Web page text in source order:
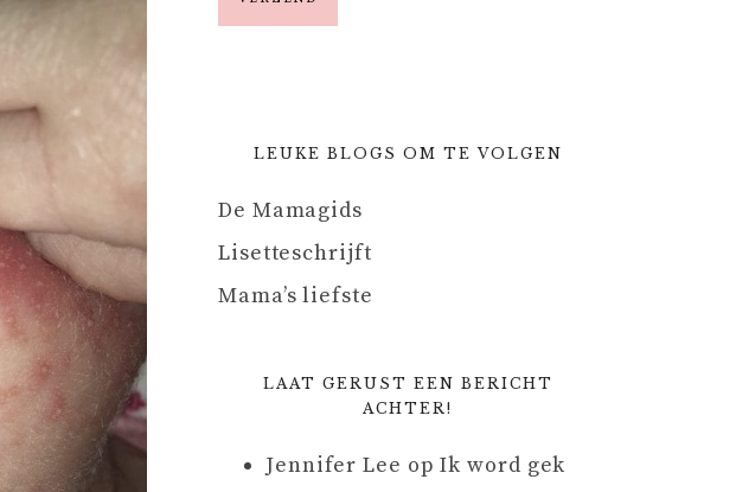
LEUKE BLOGS OM TE VOLGEN
De Mamagids
Lisetteschrijft
Mama’s liefste
LAAT GERUST EEN BERICHT
ACHTER!
Jennifer Lee opIk word gek